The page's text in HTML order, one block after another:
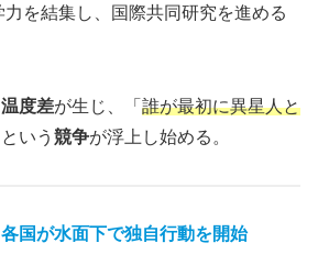
力を結集し、国際共同研究を進める
温度差が生じ、「 誰が最初に異星人と
という 競争が浮上し始める。
国が水面下で独自行動を開始